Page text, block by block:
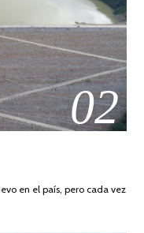
02
en el país, pero cada vez